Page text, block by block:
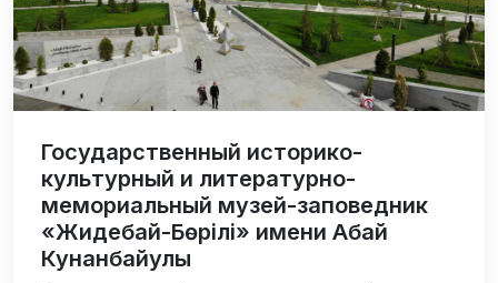
Государственный историко-
культурный и литературно-
мемориальный музей-заповедник
«Жидебай-Бөрілі» имени Абай
Кунанбайулы